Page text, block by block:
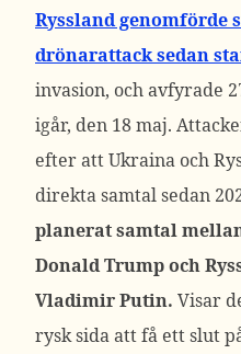
Ryssland genomförde
drönarattack sedan
invasion, och avfyrade
igår, den 18 maj.
efter att Ukraina och
direkta samtal sedan
planerat samtal
Donald Trump och
Vladimir Putin. Visar
rysk sida att få ett slut